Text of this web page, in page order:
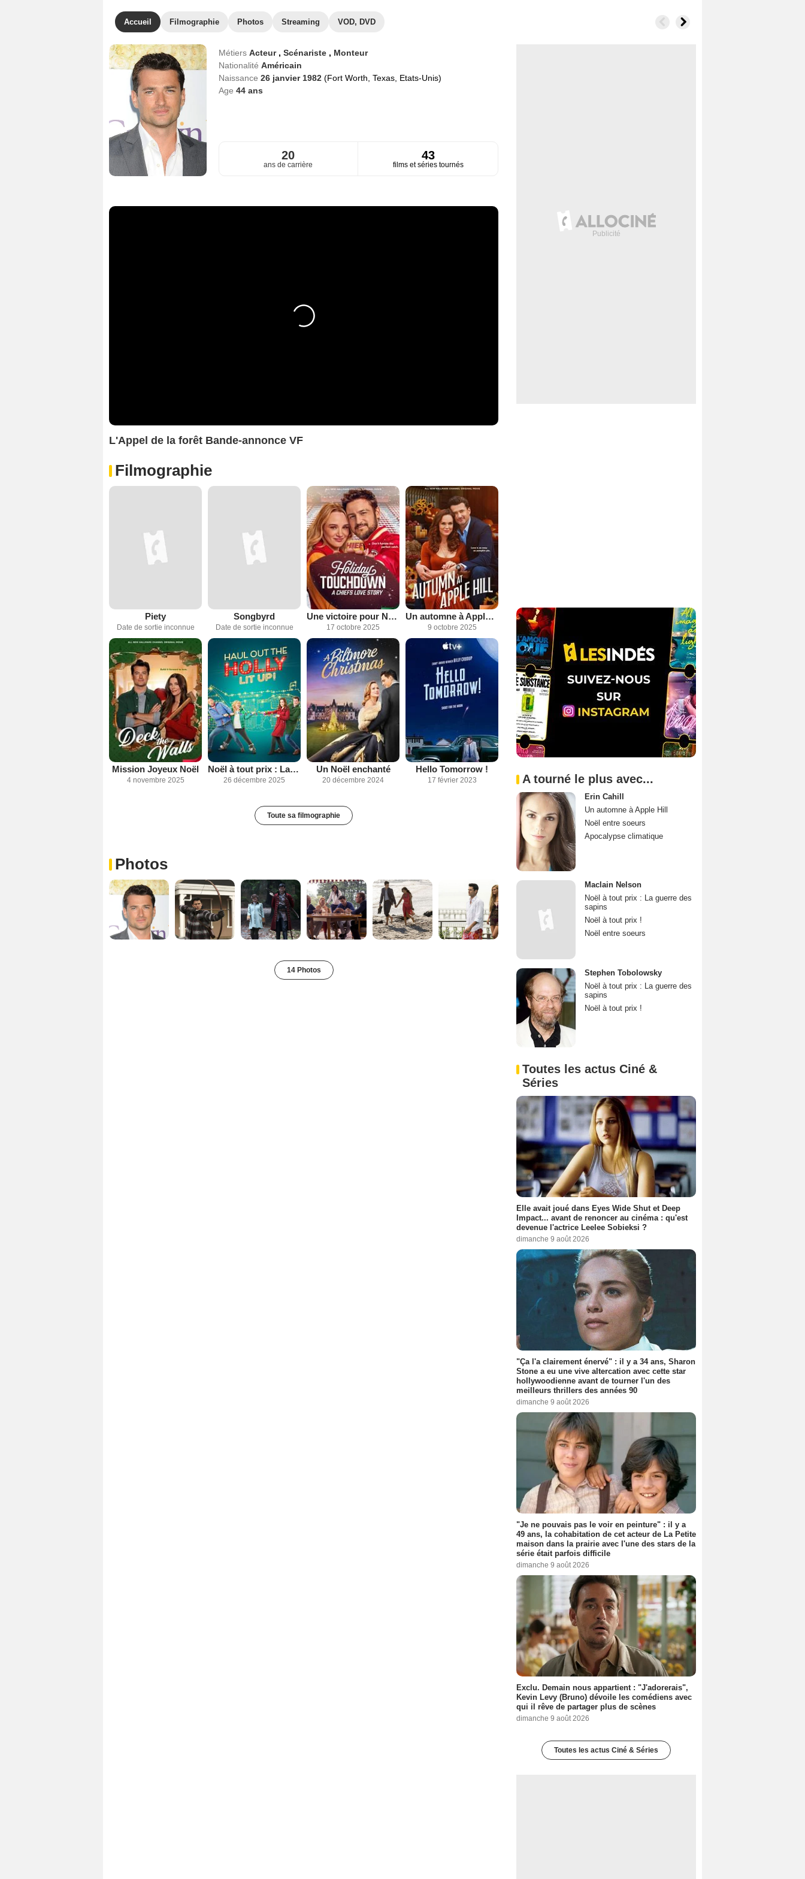
Accueil Filmographie Photos Streaming VOD, DVD
Métiers Acteur , Scénariste , Monteur
Nationalité Américain
Naissance 26 janvier 1982 (Fort Worth, Texas, Etats-Unis)
Age 44ans
20
ans de carrière
43
films et séries tournés
L'Appel de la forêt Bande-annonce VF
Filmographie
Piety
Date de sortie inconnue
Songbyrd
Date de sortie inconnue
Une victoire pour Noël
17 octobre 2025
Un automne à Apple Hill
9 octobre 2025
Mission Joyeux Noël
4 novembre 2025
Noël à tout prix : La guerre des sapins
26 décembre 2025
Un Noël enchanté
20 décembre 2024
Hello Tomorrow !
17 février 2023
Toute sa filmographie
Photos
14 Photos
A tourné le plus avec...
Erin Cahill
Un automne à Apple Hill
Noël entre soeurs
Apocalypse climatique
Maclain Nelson
Noël à tout prix : La guerre des
sapins
Noël à tout prix !
Noël entre soeurs
Stephen Tobolowsky
Noël à tout prix : La guerre des
sapins
Noël à tout prix !
Toutes les actus Ciné &
Séries
Elle avait joué dans Eyes Wide Shut et Deep
Impact... avant de renoncer au cinéma : qu'est
devenue l'actrice Leelee Sobieksi ?
dimanche 9 août 2026
"Ça l'a clairement énervé" : il y a 34 ans, Sharon
Stone a eu une vive altercation avec cette star
hollywoodienne avant de tourner l'un des
meilleurs thrillers des années 90
dimanche 9 août 2026
"Je ne pouvais pas le voir en peinture" : il y a
49 ans, la cohabitation de cet acteur de La Petite
maison dans la prairie avec l'une des stars de la
série était parfois difficile
dimanche 9 août 2026
Exclu. Demain nous appartient : "J'adorerais",
Kevin Levy (Bruno) dévoile les comédiens avec
qui il rêve de partager plus de scènes
dimanche 9 août 2026
Toutes les actus Ciné & Séries